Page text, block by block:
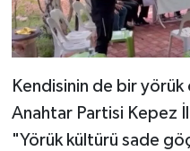
Kendisinin de bir
Anahtar Partisi Kepez
"Yörük kültürü sade